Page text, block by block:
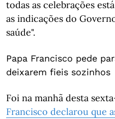
todas as celebrações
as indicações do
saúde".
Papa Francisco pede
deixarem fieis sozinhos
Foi na manhã desta
Francisco declarou que